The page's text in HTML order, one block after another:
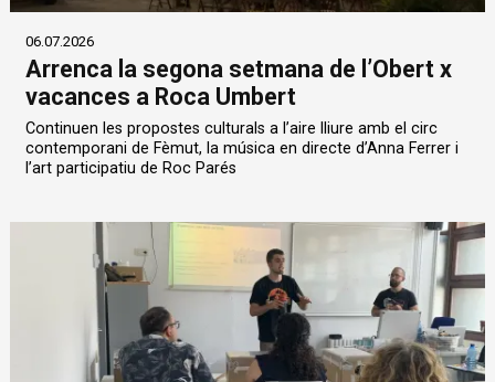
06.07.2026
Arrenca la segona setmana de l’Obert x
vacances a Roca Umbert
Continuen les propostes culturals a l’aire lliure amb el circ
contemporani de Fèmut, la música en directe d’Anna Ferrer i
l’art participatiu de Roc Parés